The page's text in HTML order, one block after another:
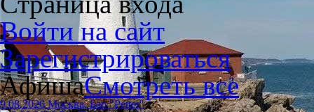
Войти на сайт
Зарегистрироваться
АфишаСмотреть все
9.08.2026 Москва, Бар "Petter"